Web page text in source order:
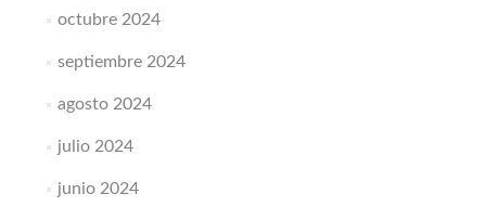
octubre 2024
septiembre 2024
agosto 2024
julio 2024
junio 2024